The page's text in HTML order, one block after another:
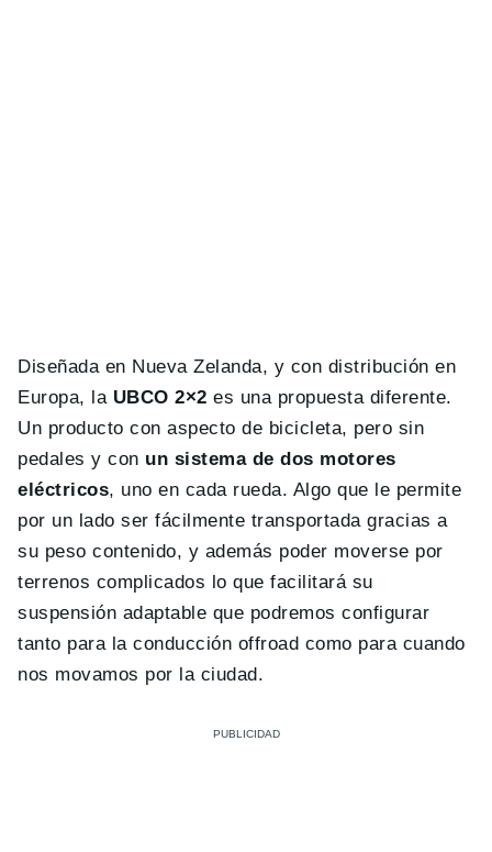
Diseñada en Nueva Zelanda, y con distribución en
Europa, la UBCO 2×2 es una propuesta diferente.
Un producto con aspecto de bicicleta, pero sin
pedales y con un sistema de dos motores
eléctricos, uno en cada rueda. Algo que le permite
por un lado ser fácilmente transportada gracias a
su peso contenido, y además poder moverse por
terrenos complicados lo que facilitará su
suspensión adaptable que podremos configurar
tanto para la conducción offroad como para cuando
nos movamos por la ciudad.